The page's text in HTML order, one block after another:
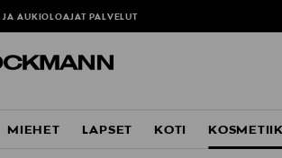
JA AUKIOLOAJAT PALVELUT
MIEHET LAPSET KOTI